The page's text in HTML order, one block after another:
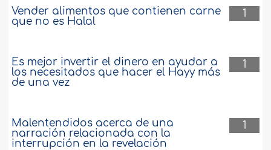
1
Vender alimentos que contienen carne
que no es Halal
1
Es mejor invertir el dinero en ayudar a
los necesitados que hacer el Hayy más
de una vez
1
Malentendidos acerca de una
narración relacionada con la
interrupción en la revelación